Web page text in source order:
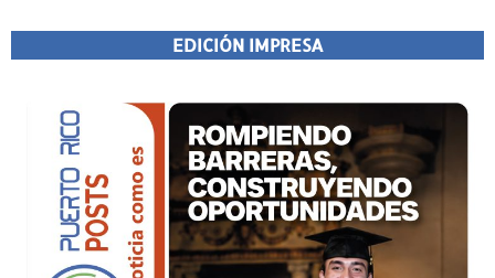
EDICIÓN IMPRESA